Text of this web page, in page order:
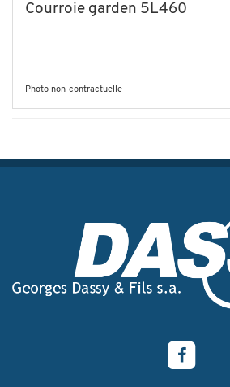
Courroie garden 5L460
Photo non-contractuelle